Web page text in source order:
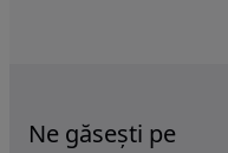
Ne găsești pe